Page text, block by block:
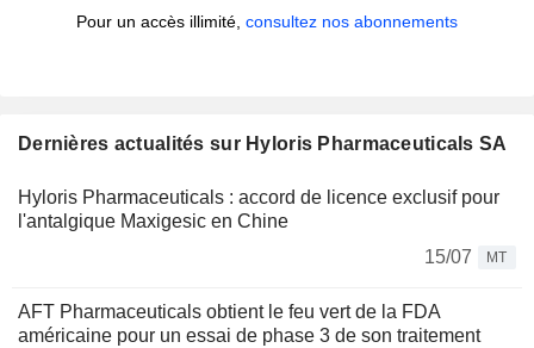
Pour un accès illimité, consultez nos abonnements
Dernières actualités sur Hyloris Pharmaceuticals SA
Hyloris Pharmaceuticals : accord de licence exclusif pour
l'antalgique Maxigesic en Chine
15/07
MT
AFT Pharmaceuticals obtient le feu vert de la FDA
américaine pour un essai de phase 3 de son traitement